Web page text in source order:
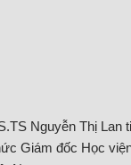
Nguyễn Thị Lan
Giám đốc Học